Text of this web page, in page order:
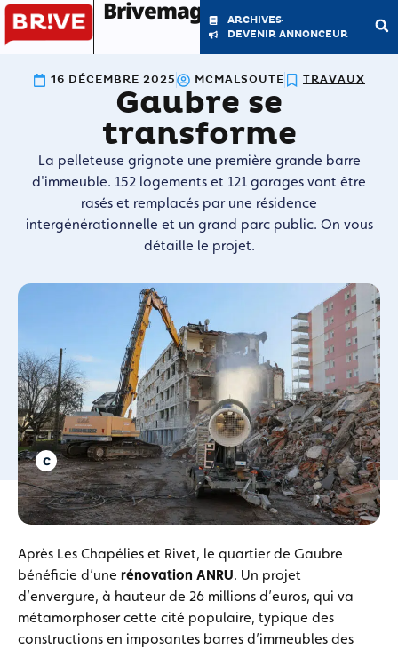
Brivemag'
ARCHIVES
DEVENIR ANNONCEUR
16 DÉCEMBRE 2025 MCMALSOUTE TRAVAUX
Gaubre se
transforme
La pelleteuse grignote une première grande barre
d'immeuble. 152 logements et 121 garages vont être
rasés et remplacés par une résidence
intergénérationnelle et un grand parc public. On vous
détaille le projet.
Après Les Chapélies et Rivet, le quartier de Gaubre
bénéficie d’une rénovation ANRU. Un projet
d’envergure, à hauteur de 26 millions d’euros, qui va
métamorphoser cette cité populaire, typique des
constructions en imposantes barres d’immeubles des